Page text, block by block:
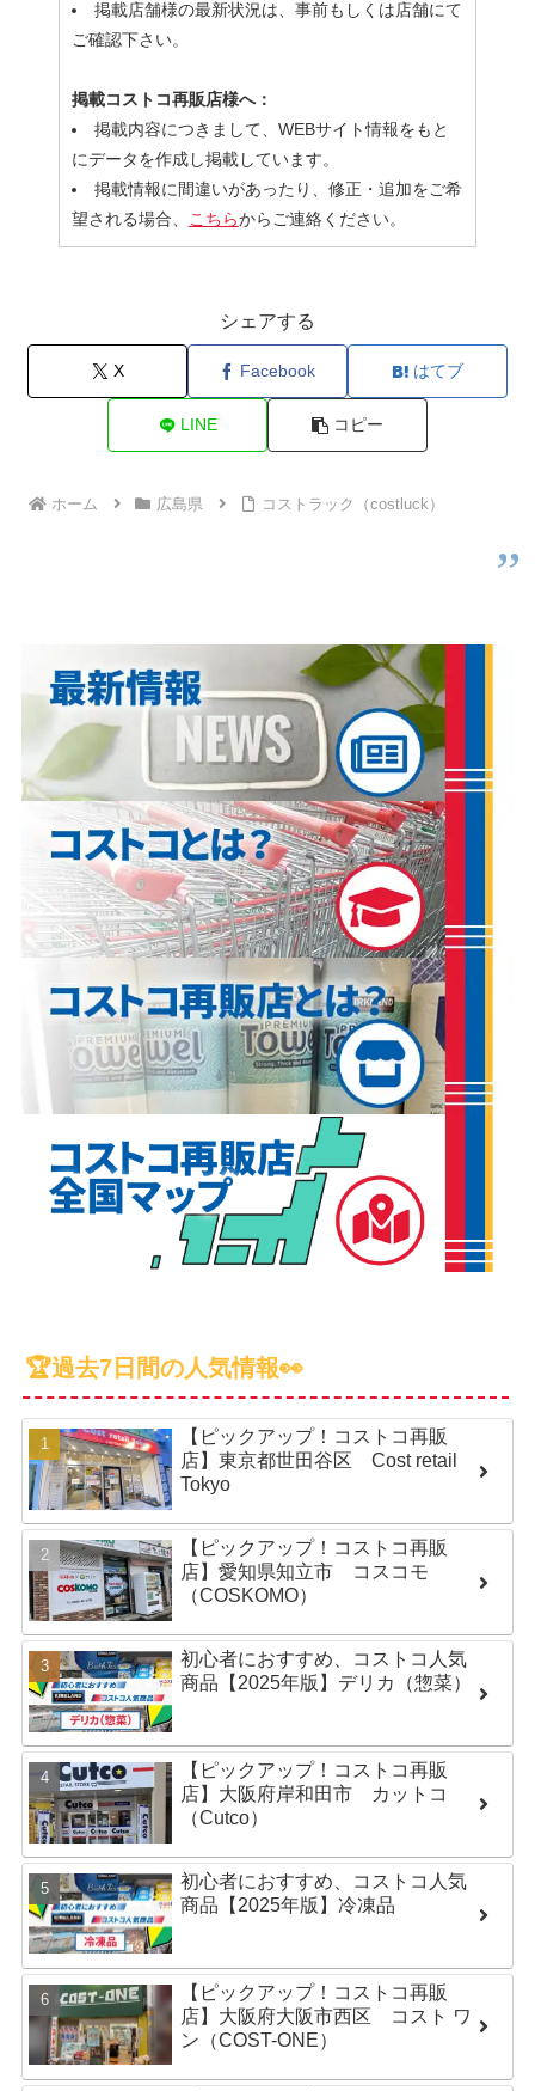
掲載店舗様の最新状況は、事前もしくは店舗にて
ご確認下さい。
掲載コストコ再販店様へ：
掲載内容につきまして、WEBサイト情報をもと
にデータを作成し掲載しています。
掲載情報に間違いがあったり、修正・追加をご希
望される場合、 こちらからご連絡ください。
シェアする
X Facebook はてブ
LINE コピー
ホーム 広島県 コストラック（costluck）
🏆過去7日間の人気情報👀
【ピックアップ！コストコ再販
店】東京都世田谷区 Cost retail
Tokyo
【ピックアップ！コストコ再販
店】愛知県知立市 コスコモ
（COSKOMO）
初心者におすすめ、コストコ人気
商品【2025年版】デリカ（惣菜）
【ピックアップ！コストコ再販
店】大阪府岸和田市 カットコ
（Cutco）
初心者におすすめ、コストコ人気
商品【2025年版】冷凍品
【ピックアップ！コストコ再販
店】大阪府大阪市西区 コスト ワ
ン（COST-ONE）